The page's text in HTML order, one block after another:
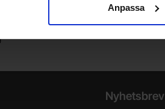
Anpassa
Vill du jobba på Electrokit?
Nyhetsbrev